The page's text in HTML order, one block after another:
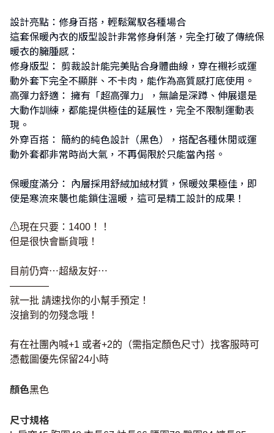
設計亮點：修身百搭，輕鬆駕馭各種場合
這套保暖內衣的版型設計非常修身俐落，完全打破了傳統保
暖衣的臃腫感：
修身版型： 剪裁設計能完美貼合身體曲線，穿在襯衫或運
動外套下完全不顯胖、不卡肉，能作為高質感打底使用。
高彈力舒適： 擁有「超高彈力」，無論是深蹲、伸展還是
大動作訓練，都能提供極佳的延展性，完全不限制運動表
現。
外穿百搭： 簡約的純色設計（黑色），搭配各種休閒或運
動外套都非常時尚大氣，不再侷限於只能當內搭。
保暖度滿分： 內層採用舒絨加絨材質，保暖效果極佳，即
使是寒流來襲也能鎖住溫暖，這可是精工設計的成果！
⚠現在只要：1400！！
但是很快會斷貨哦！
目前仍齊⋯超級友好⋯
————
就一批 請速找你的小幫手預定！
沒搶到的勿殘念哦！
有在社團內喊+1 或者+2的（需指定顏色尺寸）找客服時可
憑截圖優先保留24小時
顏色黑色
尺寸規格